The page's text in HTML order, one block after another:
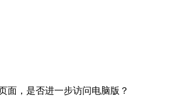
面，是否进一步访问电脑版？